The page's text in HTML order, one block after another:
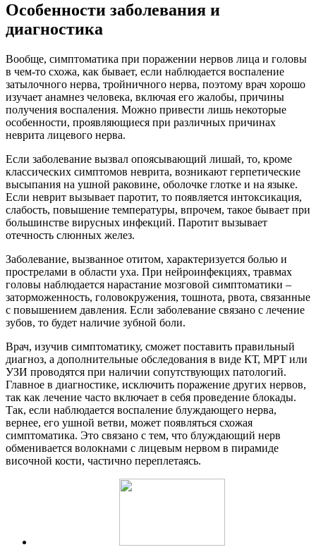
Особенности заболевания и
диагностика
Вообще, симптоматика при поражении нервов лица и головы
в чем-то схожа, как бывает, если наблюдается воспаление
затылочного нерва, тройничного нерва, поэтому врач хорошо
изучает анамнез человека, включая его жалобы, причины
получения воспаления. Можно привести лишь некоторые
особенности, проявляющиеся при различных причинах
неврита лицевого нерва.
Если заболевание вызвал опоясывающий лишай, то, кроме
классических симптомов неврита, возникают герпетические
высыпания на ушной раковине, оболочке глотке и на языке.
Если неврит вызывает паротит, то появляется интоксикация,
слабость, повышение температуры, впрочем, такое бывает при
большинстве вирусных инфекций. Паротит вызывает
отечность слюнных желез.
Заболевание, вызванное отитом, характеризуется болью и
прострелами в области уха. При нейроинфекциях, травмах
головы наблюдается нарастание мозговой симптоматики –
заторможенность, головокружения, тошнота, рвота, связанные
с повышением давления. Если заболевание связано с лечение
зубов, то будет наличие зубной боли.
Врач, изучив симптоматику, сможет поставить правильный
диагноз, а дополнительные обследования в виде КТ, МРТ или
УЗИ проводятся при наличии сопутствующих патологий.
Главное в диагностике, исключить поражение других нервов,
так как лечение часто включает в себя проведение блокады.
Так, если наблюдается воспаление блуждающего нерва,
вернее, его ушной ветви, может появляться схожая
симптоматика. Это связано с тем, что блуждающий нерв
обменивается волокнами с лицевым нервом в пирамиде
височной кости, частично переплетаясь.